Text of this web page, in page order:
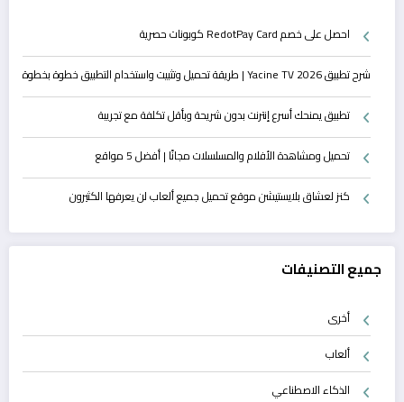
احصل على خصم RedotPay Card كوبونات حصرية
شرح تطبيق Yacine TV 2026 | طريقة تحميل وتثبيت واستخدام التطبيق خطوة بخطوة
تطبيق يمنحك أسرع إنترنت بدون شريحة وبأقل تكلفة مع تجريبة
تحميل ومشاهدة الأفلام والمسلسلات مجانًا | أفضل 5 مواقع
كنز لعشاق بلايستيشن موقع تحميل جميع ألعاب لن يعرفها الكثيرون
جميع التصنيفات
أخرى
ألعاب
الذكاء الاصطناعي